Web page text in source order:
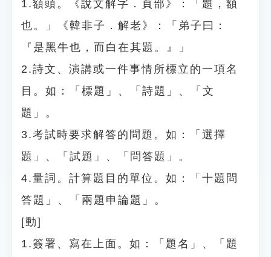
1.額頭。《說文解字．頁部》：「題，額
也。」《韓非子．解老》：「弟子曰：
『是黑牛也，而白在其題。』」
2.詩文、演講或一件事情所標立的一項名
目。如：「標題」、「詩題」、「文
題」。
3.考試時要求解答的問題。如：「選擇
題」、「試題」、「問答題」。
4.量詞。計算題目的單位。如：「十題問
答題」、「兩題申論題」。
[動]
1.簽署、寫在上面。如：「題名」、「題